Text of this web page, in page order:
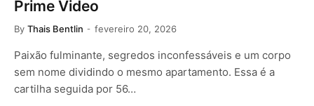
Prime Video
By Thais Bentlin fevereiro 20, 2026
Paixão fulminante, segredos inconfessáveis e um corpo
sem nome dividindo o mesmo apartamento. Essa é a
cartilha seguida por 56…